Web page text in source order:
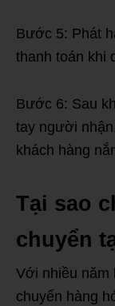
Bước 5: Phát
thanh toán khi
Bước 6: Sau
tay người
khách hàng
Tại sao
chuyển
Với nhiều năm
chuyển hàng